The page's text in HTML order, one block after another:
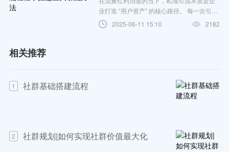
业打造 “用户资产” 的核心路径。 每一次引流
动作，都是在积累可深度运营的用户资源
—— 让用户从 “陌生人” 变为 “私域好友”，从
2025-06-11 15:10 2182
相关推荐
1 社群基础搭建流程
2 社群规划|如何实现社群价值最大化